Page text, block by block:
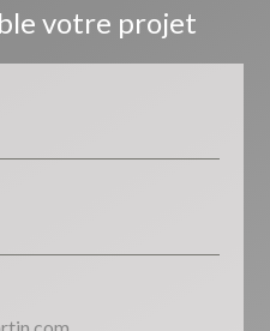
votre projet